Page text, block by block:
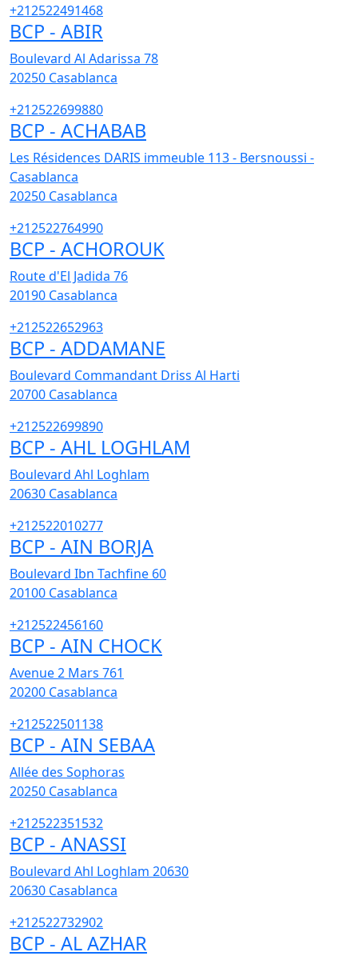
+212522491468
BCP - ABIR
Boulevard Al Adarissa 78
20250 Casablanca
+212522699880
BCP - ACHABAB
Les Résidences DARIS immeuble 113 - Bersnoussi -
Casablanca
20250 Casablanca
+212522764990
BCP - ACHOROUK
Route d'El Jadida 76
20190 Casablanca
+212522652963
BCP - ADDAMANE
Boulevard Commandant Driss Al Harti
20700 Casablanca
+212522699890
BCP - AHL LOGHLAM
Boulevard Ahl Loghlam
20630 Casablanca
+212522010277
BCP - AIN BORJA
Boulevard Ibn Tachfine 60
20100 Casablanca
+212522456160
BCP - AIN CHOCK
Avenue 2 Mars 761
20200 Casablanca
+212522501138
BCP - AIN SEBAA
Allée des Sophoras
20250 Casablanca
+212522351532
BCP - ANASSI
Boulevard Ahl Loghlam 20630
20630 Casablanca
+212522732902
BCP - AL AZHAR